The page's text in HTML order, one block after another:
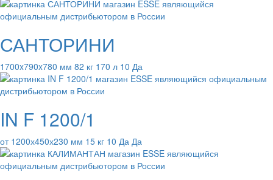
САНТОРИНИ
1700x790x780 мм 82 кг 170 л 10 Да
IN F 1200/1
от 1200х450х230 мм 15 кг 10 Да Да